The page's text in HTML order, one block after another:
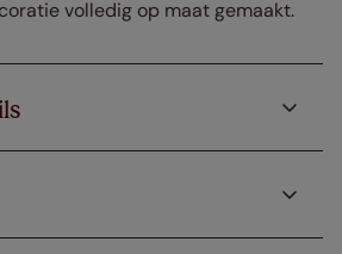
volledig op maat gemaakt.